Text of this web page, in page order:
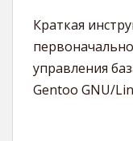
Краткая
управления
Gentoo GNU/